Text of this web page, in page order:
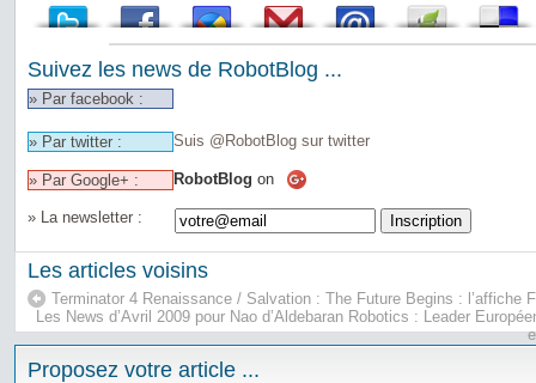
Suivez les news de RobotBlog ...
» Par facebook :
» Par twitter : Suis @RobotBlog sur twitter
» Par Google+ : RobotBlog on
» La newsletter :
Les articles voisins
Terminator 4 Renaissance / Salvation : The Future Begins : l’affiche
Les News d’Avril 2009 pour Nao d’Aldebaran Robotics : Leader
Proposez votre article ...